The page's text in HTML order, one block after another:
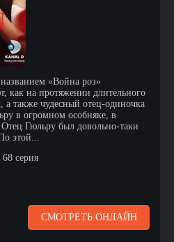
«Война роз»
как на протяжении длительного
а также чудесный отец-одиночка
в огромном особняке, в
Гюльру был довольно-таки
этой...
серия
СМОТРЕТЬ ОНЛАЙН